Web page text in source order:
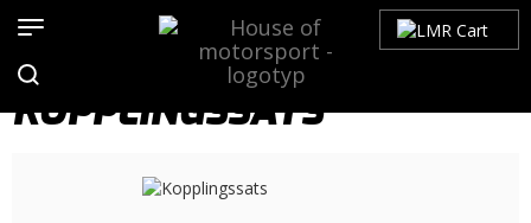
Bilmärken>Saab>900
900 NG (1994-1998)
>Koppling/ Tillbehör > Kopplingssats
KOPPLINGSSATS